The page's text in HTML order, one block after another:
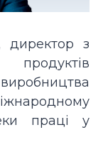
директор з
праці у